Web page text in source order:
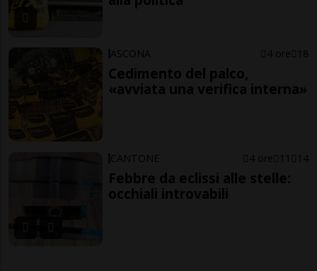
ASCONA 4 ore 18
Cedimento del palco,
«avviata una verifica interna»
CANTONE 4 ore 11 14
Febbre da eclissi alle stelle:
occhiali introvabili